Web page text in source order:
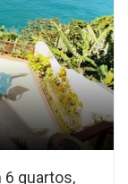
6 quartos,